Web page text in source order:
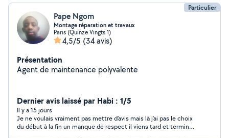
Particulier
Pape Ngom
Montage réparation et travaux
Paris (Quinze Vingts 1)
4,5/5 (34 avis)
Présentation
Agent de maintenance polyvalente
Dernier avis laissé par Habi : 1/5
Il y a 15 jours
Je ne voulais vraiment pas mettre d’avis mais là j’ai pas le choix
du début à la fin un manque de respect il viens tard et termine